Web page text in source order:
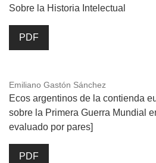
Sobre la Historia Intelectual
PDF
Emiliano Gastón Sánchez
Ecos argentinos de la contienda
sobre la Primera Guerra Mundial
evaluado por pares]
PDF